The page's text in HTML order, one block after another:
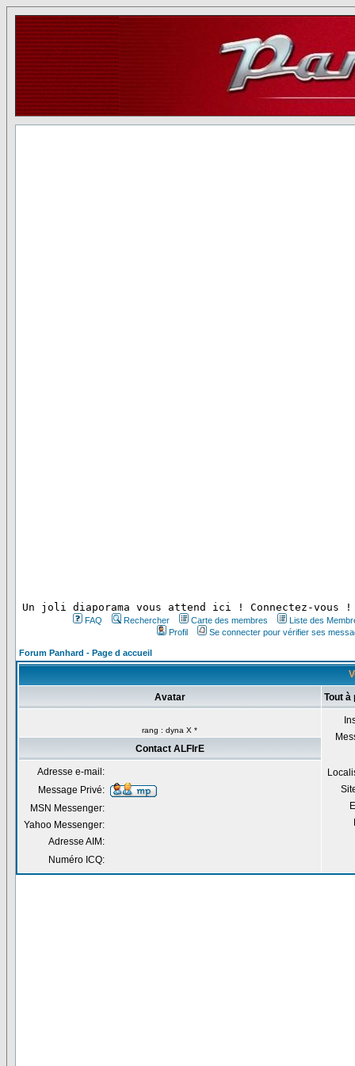
Un joli diaporama vous attend ici ! Connectez-vous !
FAQ Rechercher Carte des membres
Liste des
Profil
Se connecter pour vérifier ses
Forum Panhard - Page d accueil
Avatar Tout à
rang : dyna X *
Contact ALFIrE
Adresse e-mail:
Message Privé:
MSN Messenger:
Yahoo Messenger:
Adresse AIM:
Numéro ICQ: